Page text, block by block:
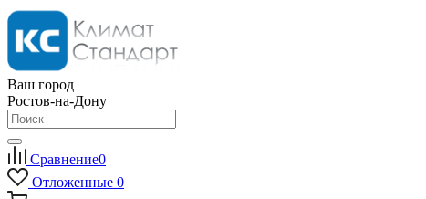
Ваш город
Ростов-на-Дону
Сравнение0
Отложенные 0